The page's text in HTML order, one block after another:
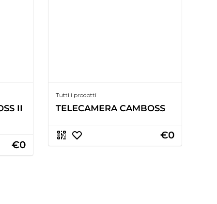
II
€0
Tutti i prodotti
TELECAMERA CAMBOSS
€0